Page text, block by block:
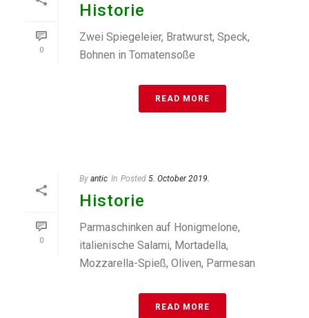
0
Historie
Zwei Spiegeleier, Bratwurst, Speck,
Bohnen in Tomatensoße
READ MORE
0
By antic In Posted 5. October 2019.
Historie
Parmaschinken auf Honigmelone,
italienische Salami, Mortadella,
Mozzarella-Spieß, Oliven, Parmesan
READ MORE